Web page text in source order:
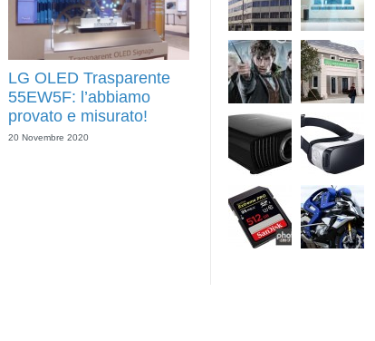
LG OLED Trasparente
55EW5F: l’abbiamo
provato e misurato!
20 Novembre 2020